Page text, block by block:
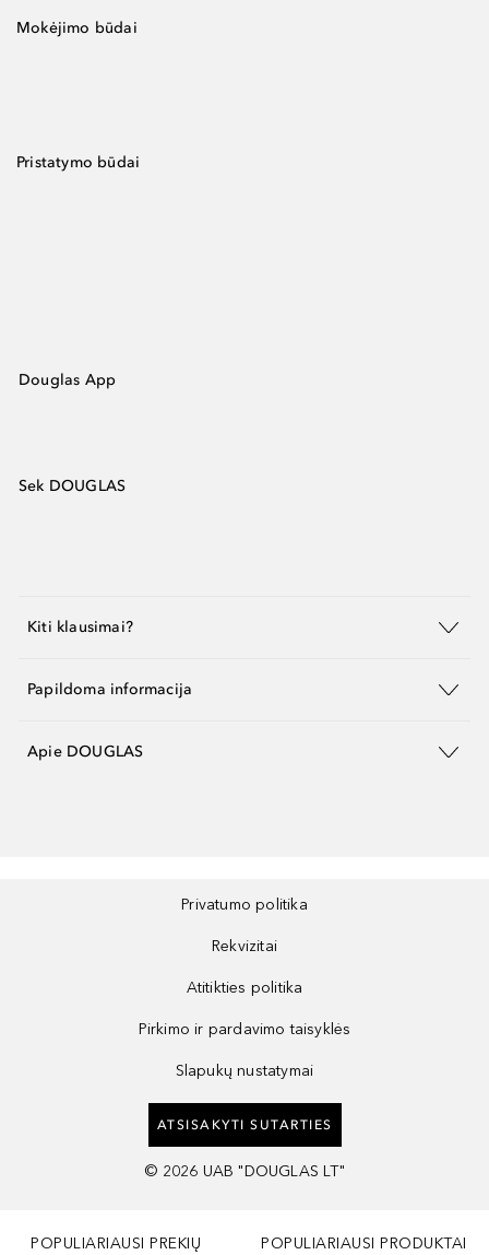
Mokėjimo būdai
Pristatymo būdai
Douglas App
Sek DOUGLAS
Kiti klausimai?
Papildoma informacija
Apie DOUGLAS
Privatumo politika
Rekvizitai
Atitikties politika
Pirkimo ir pardavimo taisyklės
Slapukų nustatymai
ATSISAKYTI SUTARTIES
© 2026 UAB "DOUGLAS LT"
POPULIARIAUSI PREKIŲ
POPULIARIAUSI PRODUKTAI